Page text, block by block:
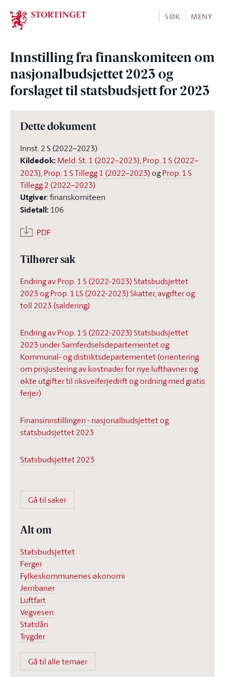
Stortinget.no
SØK MENY
Innstilling fra finanskomiteen om
nasjonalbudsjettet 2023 og
forslaget til statsbudsjett for 2023
Dette dokument
Innst. 2 S (2022–2023)
Kildedok: Meld. St. 1 (2022–2023),Prop. 1 S (2022–
2023),Prop. 1 S Tillegg 1 (2022–2023) ogProp. 1 S
Tillegg 2 (2022–2023)
Utgiver:finanskomiteen
Sidetall: 106
PDF
Tilhører sak
Endring av Prop. 1 S (2022-2023) Statsbudsjettet
2023 og Prop. 1 LS (2022-2023) Skatter, avgifter og
toll 2023 (saldering)
Endring av Prop. 1 S (2022-2023) Statsbudsjettet
2023 under Samferdselsdepartementet og
Kommunal- og distriktsdepartementet (orientering
om prisjustering av kostnader for nye lufthavner og
økte utgifter til riksveiferjedrift og ordning med gratis
ferjer)
Finansinnstillingen - nasjonalbudsjettet og
statsbudsjettet 2023
Statsbudsjettet 2023
Gå til saker
Alt om
Statsbudsjettet
Ferger
Fylkeskommunenes økonomi
Jernbaner
Luftfart
Vegvesen
Statslån
Trygder
Gå til alle temaer